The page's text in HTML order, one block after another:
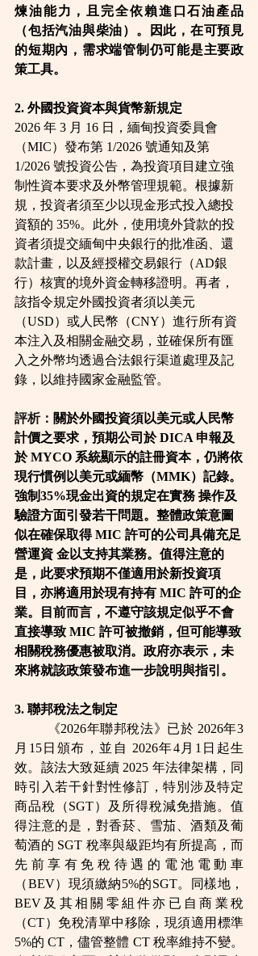
煉油能力，且完全依賴進口石油產品
（包括汽油與柴油）。因此，在可預見
的短期內，需求端管制仍可能是主要政
策工具。
2. 外國投資資本與貨幣新規定
2026 年 3 月 16 日，緬甸投資委員會
（MIC）發布第 1/2026 號通知及第
1/2026 號投資公告，為投資項目建立強
制性資本要求及外幣管理規範。根據新
規，投資者須至少以現金形式投入總投
資額的 35%。此外，使用境外貸款的投
資者須提交緬甸中央銀行的批准函、還
款計畫，以及經授權交易銀行（AD銀
行）核實的境外資金轉移證明。再者，
該指令規定外國投資者須以美元
（USD）或人民幣（CNY）進行所有資
本注入及相關金融交易，並確保所有匯
入之外幣均透過合法銀行渠道處理及記
錄，以維持國家金融監管。
評析： 關於外國投資須以美元或人民幣
計價之要求，預期公司於 DICA 申報及
於 MYCO 系統顯示的註冊資本，仍將依
現行慣例以美元或緬幣（MMK）記錄。
強制35%現金出資的規定在實務 操作及
驗證方面引發若干問題。整體政策意圖
似在確保取得 MIC 許可的公司具備充足
營運資 金以支持其業務。值得注意的
是，此要求預期不僅適用於新投資項
目，亦將適用於現有持有 MIC 許可的企
業。目前而言，不遵守該規定似乎不會
直接導致 MIC 許可被撤銷，但可能導致
相關稅務優惠被取消。政府亦表示，未
來將就該政策發布進一步說明與指引。
3. 聯邦稅法之制定
月15日頒布，並自 2026年4月1日起生
效。該法大致延續 2025 年法律架構，同
時引入若干針對性修訂，特別涉及特定
商品稅（SGT）及所得稅減免措施。值
得注意的是，對香菸、雪茄、酒類及葡
萄酒的 SGT 稅率與級距均有所提高，而
先前享有免稅待遇的電池電動車
（BEV）現須繳納5%的SGT。同樣地，
BEV及其相關零組件亦已自商業稅
（CT）免稅清單中移除，現須適用標準
5%的 CT，儘管整體 CT 稅率維持不變。